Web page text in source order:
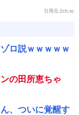
引用元:2ch.sc
ロ説ｗｗｗｗｗ
の田所恵ちゃ
、ついに覚醒す